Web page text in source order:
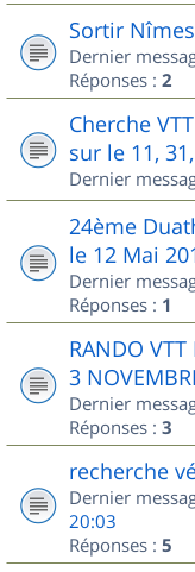
Sortir
Dernier
Réponses : 2
Cherche
sur le 11,
Dernier
24ème
le 12 Mai
Dernier
Réponses : 1
RANDO VTT
3
Dernier
Réponses : 3
recherche
Dernier
20:03
Réponses : 5